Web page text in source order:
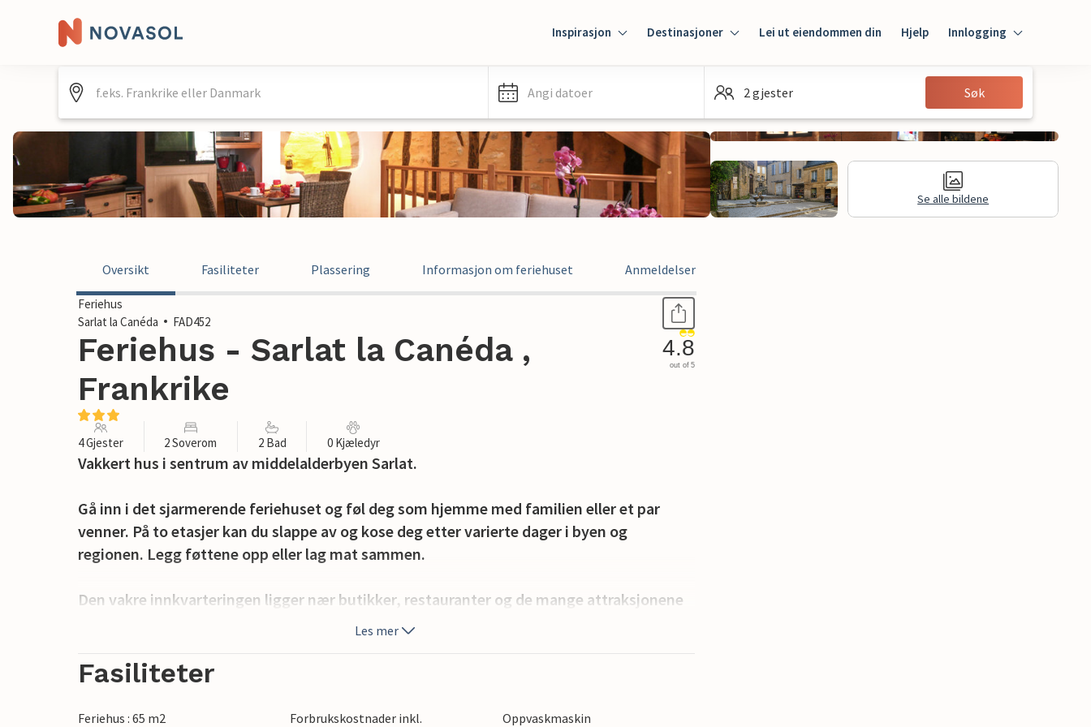
Inspirasjon Destinasjoner Lei ut eiendommen din Hjelp Innlogging
Innlogging
Gjest
Angi datoer 2 gjester Søk
Se alle bildene
Oversikt Fasiliteter Plassering Informasjon om feriehuset Anmeldelser
Feriehus
Sarlat la Canéda
FAD452
Feriehus - Sarlat la Canéda ,
Frankrike
4.8
out of 5
4 Gjester 2 Soverom 2 Bad 0 Kjæledyr
Vakkert hus i sentrum av middelalderbyen Sarlat.
Gå inn i det sjarmerende feriehuset og føl deg som hjemme med familien eller et par
venner. På to etasjer kan du slappe av og kose deg etter varierte dager i byen og
regionen. Legg føttene opp eller lag mat sammen.
Den vakre innkvarteringen ligger nær butikker, restauranter og de mange attraksjonene
som Périgord Noir har å by på. Du kan ta en avslappet tilnærming til dagene og nyte en
fantastiske atmosfæren. Det grønne landskapet rundt innbyr også til fotturer og
Les mer
Fasiliteter
Feriehus : 65 m2 Forbrukskostnader inkl.
Oppvaskmaskin